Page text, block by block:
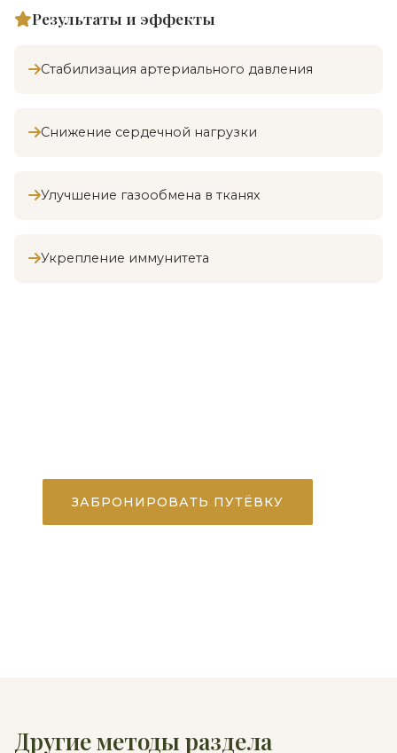
Результаты и эффекты
Стабилизация артериального давления
Снижение сердечной нагрузки
Улучшение газообмена в тканях
Укрепление иммунитета
ЗАБРОНИРОВАТЬ ПУТЁВКУ
Другие методы раздела